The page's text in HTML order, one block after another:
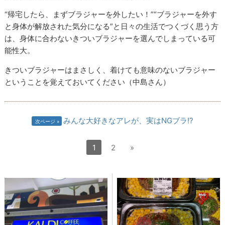
“帰宅したら、まずブラジャーを外したい！”“ブラジャーを外す
と身体が解放された気分になる”と日々の生活でつくづく思う方
は、身体に合わないきついブラジャーを選んでしまっている可
能性大。
きついブラジャーはまさしく、着けても意味のないブラジャー
ということを覚えておいてください（中島さん）
次ページ みんな大好きなアレが、実はNGブラ!?
1 2 »